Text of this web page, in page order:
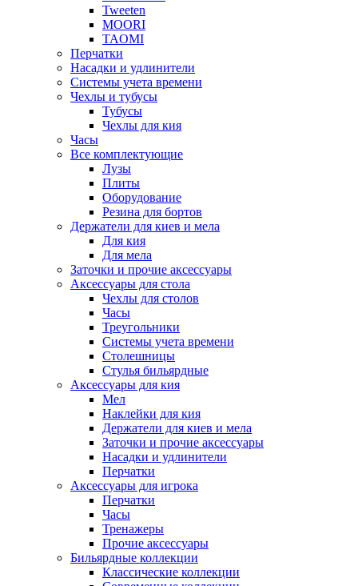
Tweeten
MOORI
TAOMI
Перчатки
Насадки и удлинители
Системы учета времени
Чехлы и тубусы
Тубусы
Чехлы для кия
Часы
Все комплектующие
Лузы
Плиты
Оборудование
Резина для бортов
Держатели для киев и мела
Для кия
Для мела
Заточки и прочие аксессуары
Аксессуары для стола
Чехлы для столов
Часы
Треугольники
Системы учета времени
Столешницы
Стулья бильярдные
Аксессуары для кия
Мел
Наклейки для кия
Держатели для киев и мела
Заточки и прочие аксессуары
Насадки и удлинители
Перчатки
Аксессуары для игрока
Перчатки
Часы
Тренажеры
Прочие аксессуары
Бильярдные коллекции
Классические коллекции